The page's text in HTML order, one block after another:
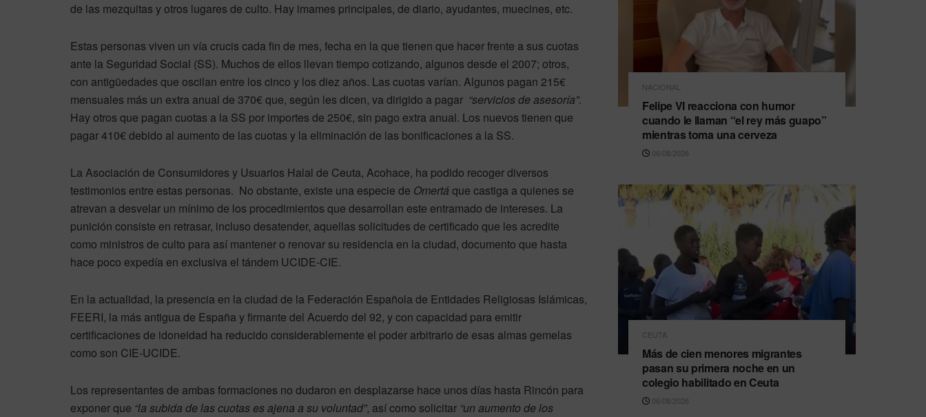
de las mezquitas y otros lugares de culto. Hay imames principales, de diario, ayudantes, muecines, etc.
Estas personas viven un vía crucis cada fin de mes, fecha en la que tienen que hacer frente a sus cuotas
ante la Seguridad Social (SS). Muchos de ellos llevan tiempo cotizando, algunos desde el 2007; otros,
con antigüedades que oscilan entre los cinco y los diez años. Las cuotas varían. Algunos pagan 215€
mensuales más un extra anual de 370€ que, según les dicen, va dirigido a pagar “servicios de asesoría”.
Hay otros que pagan cuotas a la SS por importes de 250€, sin pago extra anual. Los nuevos tienen que
pagar 410€ debido al aumento de las cuotas y la eliminación de las bonificaciones a la SS.
La Asociación de Consumidores y Usuarios Halal de Ceuta, Acohace, ha podido recoger diversos
testimonios entre estas personas. No obstante, existe una especie de Omertáque castiga a quienes se
atrevan a desvelar un mínimo de los procedimientos que desarrollan este entramado de intereses. La
punición consiste en retrasar, incluso desatender, aquellas solicitudes de certificado que les acredite
como ministros de culto para así mantener o renovar su residencia en la ciudad, documento que hasta
hace poco expedía en exclusiva el tándem UCIDE-CIE.
En la actualidad, la presencia en la ciudad de la Federación Española de Entidades Religiosas Islámicas,
FEERI, la más antigua de España y firmante del Acuerdo del 92, y con capacidad para emitir
certificaciones de idoneidad ha reducido considerablemente el poder arbitrario de esas almas gemelas
como son CIE-UCIDE.
Los representantes de ambas formaciones no dudaron en desplazarse hace unos días hasta Rincón para
exponer que “la subida de las cuotas es ajena a su voluntad”, así como solicitar “un aumento de los
NACIONAL
Felipe VI reacciona con humor
cuando le llaman “el rey más guapo”
mientras toma una cerveza
06/08/2026
CEUTA
Más de cien menores migrantes
pasan su primera noche en un
colegio habilitado en Ceuta
06/08/2026